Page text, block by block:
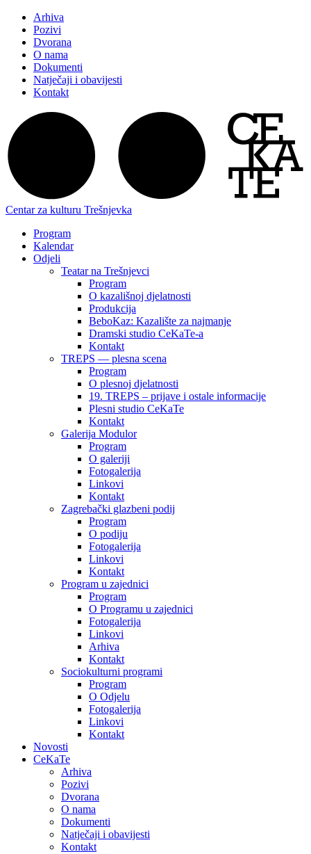
Arhiva
Pozivi
Dvorana
O nama
Dokumenti
Natječaji i obavijesti
Kontakt
Centar za kulturu Trešnjevka
Program
Kalendar
Odjeli
Teatar na Trešnjevci
Program
O kazališnoj djelatnosti
Produkcija
BeboKaz: Kazalište za najmanje
Dramski studio CeKaTe-a
Kontakt
TREPS — plesna scena
Program
O plesnoj djelatnosti
19. TREPS – prijave i ostale informacije
Plesni studio CeKaTe
Kontakt
Galerija Modulor
Program
O galeriji
Fotogalerija
Linkovi
Kontakt
Zagrebački glazbeni podij
Program
O podiju
Fotogalerija
Linkovi
Kontakt
Program u zajednici
Program
O Programu u zajednici
Fotogalerija
Linkovi
Arhiva
Kontakt
Sociokulturni programi
Program
O Odjelu
Fotogalerija
Linkovi
Kontakt
Novosti
CeKaTe
Arhiva
Pozivi
Dvorana
O nama
Dokumenti
Natječaji i obavijesti
Kontakt